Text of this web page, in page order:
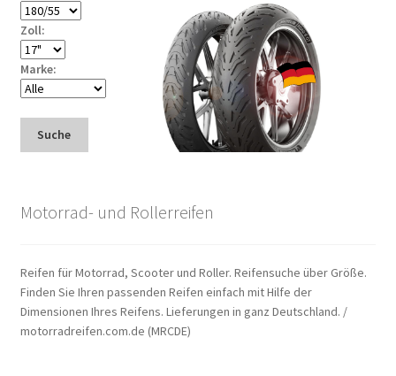
Zoll:
Marke:
Suche
Motorrad- und Rollerreifen
Reifen für Motorrad, Scooter und Roller. Reifensuche über Größe.
Finden Sie Ihren passenden Reifen einfach mit Hilfe der
Dimensionen Ihres Reifens. Lieferungen in ganz Deutschland. /
motorradreifen.com.de (MRCDE)